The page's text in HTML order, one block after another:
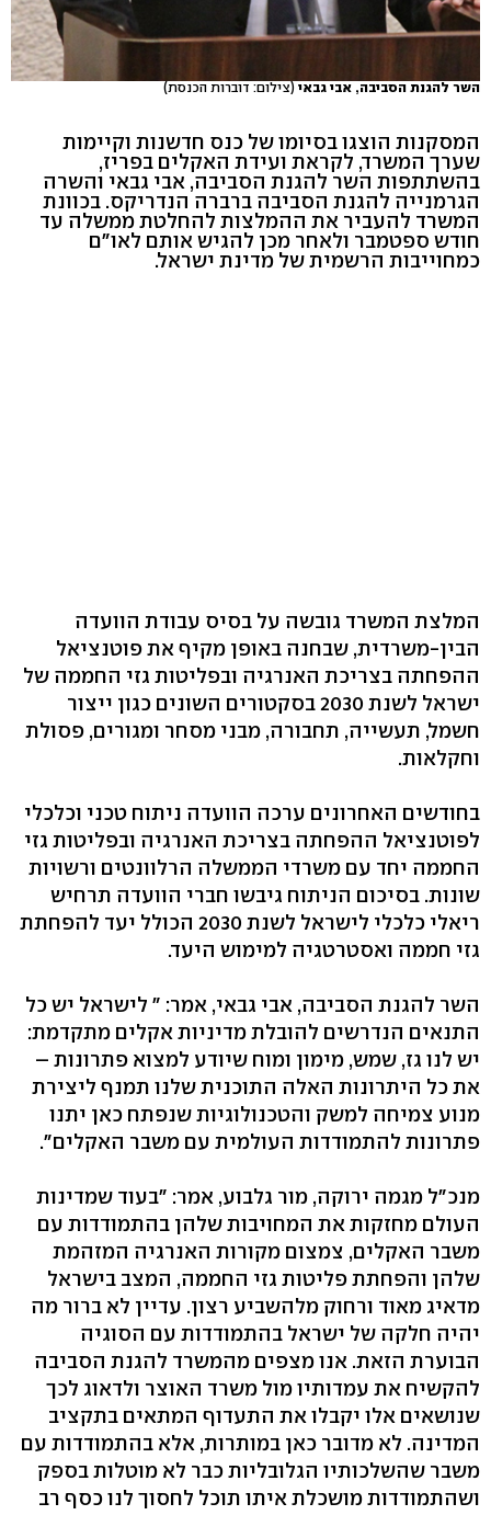
השר להגנת הסביבה, אבי גבאי(צילום: דוברות הכנסת)
המסקנות הוצגו בסיומו של כנס חדשנות וקיימות
שערך המשרד, לקראת ועידת האקלים בפריז,
בהשתתפות השר להגנת הסביבה, אבי גבאי והשרה
הגרמנייה להגנת הסביבה ברברה הנדריקס. בכוונת
המשרד להעביר את ההמלצות להחלטת ממשלה עד
חודש ספטמבר ולאחר מכן להגיש אותם לאו"ם
כמחוייבות הרשמית של מדינת ישראל.
המלצת המשרד גובשה על בסיס עבודת הוועדה
הבין-משרדית, שבחנה באופן מקיף את פוטנציאל
ההפחתה בצריכת האנרגיה ובפליטות גזי החממה של
ישראל לשנת 2030 בסקטורים השונים כגון ייצור
חשמל, תעשייה, תחבורה, מבני מסחר ומגורים, פסולת
וחקלאות.
בחודשים האחרונים ערכה הוועדה ניתוח טכני וכלכלי
לפוטנציאל ההפחתה בצריכת האנרגיה ובפליטות גזי
החממה יחד עם משרדי הממשלה הרלוונטים ורשויות
שונות. בסיכום הניתוח גיבשו חברי הוועדה תרחיש
ריאלי כלכלי לישראל לשנת 2030 הכולל יעד להפחתת
גזי חממה ואסטרטגיה למימוש היעד.
השר להגנת הסביבה, אבי גבאי, אמר: " לישראל יש כל
התנאים הנדרשים להובלת מדיניות אקלים מתקדמת:
יש לנו גז, שמש, מימון ומוח שיודע למצוא פתרונות –
את כל היתרונות האלה התוכנית שלנו תמנף ליצירת
מנוע צמיחה למשק והטכנולוגיות שנפתח כאן יתנו
פתרונות להתמודדות העולמית עם משבר האקלים".
מנכ"ל מגמה ירוקה, מור גלבוע, אמר: "בעוד שמדינות
העולם מחזקות את המחויבות שלהן בהתמודדות עם
משבר האקלים, צמצום מקורות האנרגיה המזהמת
שלהן והפחתת פליטות גזי החממה, המצב בישראל
מדאיג מאוד ורחוק מלהשביע רצון. עדיין לא ברור מה
יהיה חלקה של ישראל בהתמודדות עם הסוגיה
הבוערת הזאת. אנו מצפים מהמשרד להגנת הסביבה
להקשיח את עמדותיו מול משרד האוצר ולדאוג לכך
שנושאים אלו יקבלו את התעדוף המתאים בתקציב
המדינה. לא מדובר כאן במותרות, אלא בהתמודדות עם
משבר שהשלכותיו הגלובליות כבר לא מוטלות בספק
ושהתמודדות מושכלת איתו תוכל לחסוך לנו כסף רב